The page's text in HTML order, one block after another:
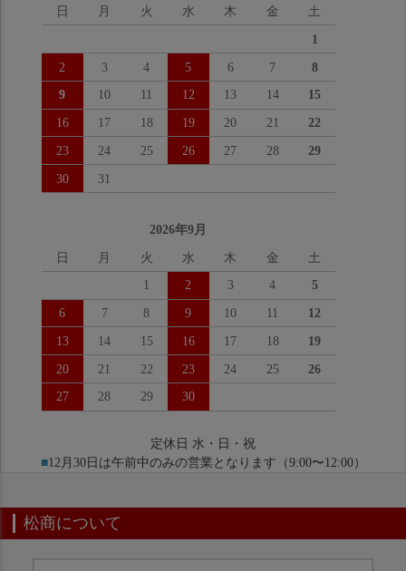
日 月 火 水 木 金 土
1
2 3 4 5 6 7 8
9 10 11 12 13 14 15
16 17 18 19 20 21 22
23 24 25 26 27 28 29
30 31
2026年9月
日 月 火 水 木 金 土
1 2 3 4 5
6 7 8 9 10 11 12
13 14 15 16 17 18 19
20 21 22 23 24 25 26
27 28 29 30
定休日 水・日・祝
■12月30日は午前中のみの営業となります（9:00〜12:00）
松商について